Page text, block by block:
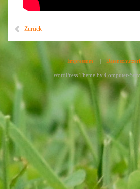
Zurück
Impressum |
WordPress Theme by Computer-